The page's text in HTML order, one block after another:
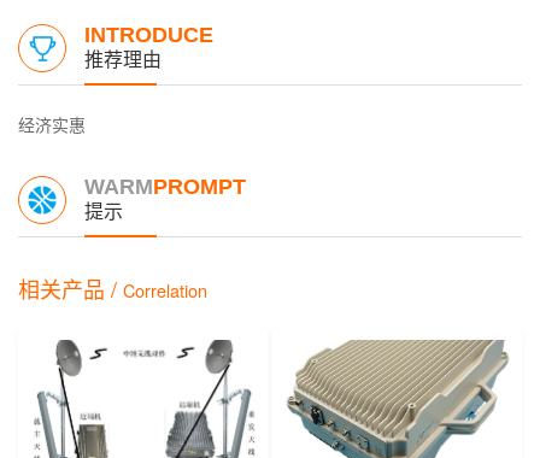
INTRODUCE
推荐理由
经济实惠
WARMPROMPT
提示
相关产品 / Correlation